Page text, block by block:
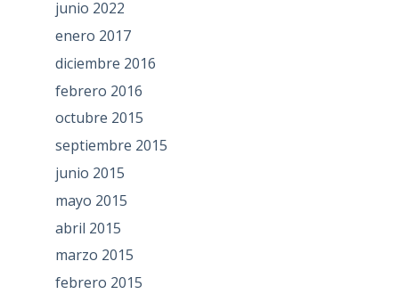
junio 2022
enero 2017
diciembre 2016
febrero 2016
octubre 2015
septiembre 2015
junio 2015
mayo 2015
abril 2015
marzo 2015
febrero 2015